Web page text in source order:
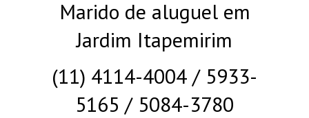
Marido de aluguel em
Jardim Itapemirim
(11) 4114-4004 / 5933-
5165 / 5084-3780